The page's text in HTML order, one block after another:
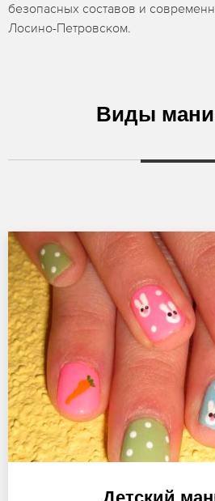
безопасных составов и
Лосино-Петровском.
Виды